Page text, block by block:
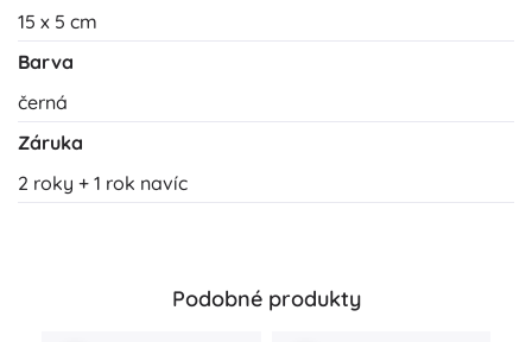
15 x 5 cm
Barva
černá
Záruka
2 roky + 1 rok navíc
Podobné produkty